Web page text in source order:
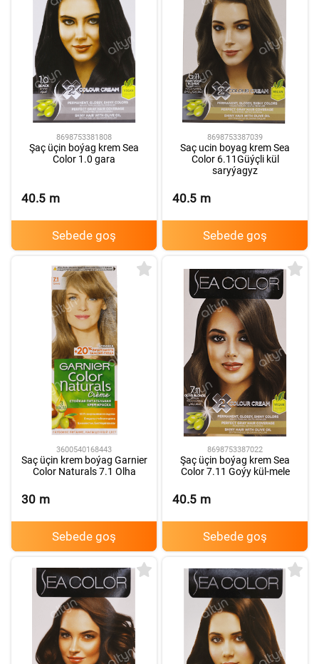
8698753381808
Şaç üçin boýag krem Sea
Color 1.0 gara
40.5 m
Sebede goş
8698753387039
Saç ucin boyag krem Sea
Color 6.11Güýçli kül
saryýagyz
40.5 m
Sebede goş
3600540168443
Saç üçin krem boýag Garnier
Color Naturals 7.1 Olha
30 m
Sebede goş
8698753387022
Şaç üçin boýag krem Sea
Color 7.11 Goýy kül-mele
40.5 m
Sebede goş